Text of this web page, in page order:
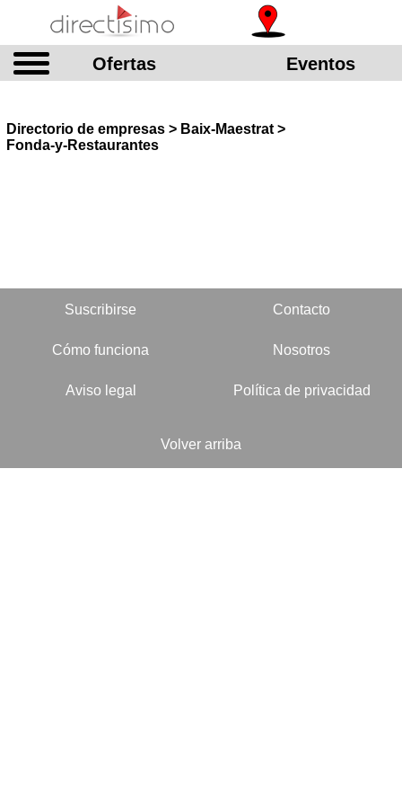
Ofertas Eventos
Directorio de empresas > Baix-Maestrat >
Fonda-y-Restaurantes
Suscribirse Contacto
Cómo funciona Nosotros
Aviso legal Política de privacidad
Volver arriba